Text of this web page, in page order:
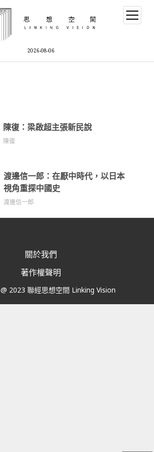
2026-08-06
陳復：梁啟超主張新民說
陳復
渡邊信一郎：在厭中時代，以日本
視角重探中國史
渡邊信一郎
關於我們
著作權聲明
@ 2023 聯經思想空間 Linking Vision